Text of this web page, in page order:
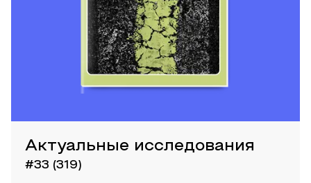
Актуальные исследования
#33 (319)